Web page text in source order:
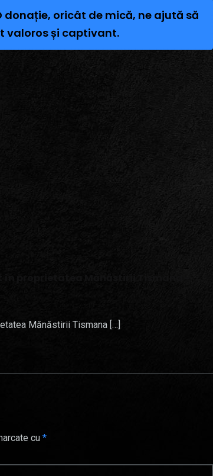
oricât de mică, ne ajută să
valoros și captivant.
Mănăstirii Tismana […]
cu *